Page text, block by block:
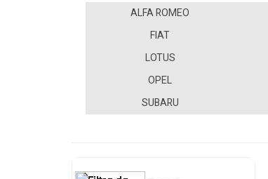
ALFA ROMEO
FIAT
LOTUS
OPEL
SUBARU